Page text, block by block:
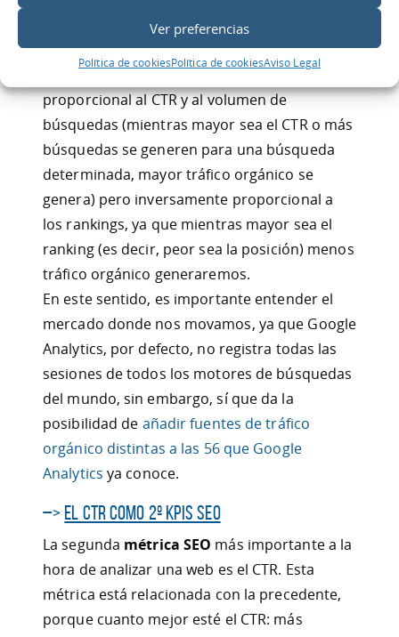
Ver preferencias
Política de cookiesPolítica de cookiesAviso Legal
El tráfico orgánico depende de los siguientes
factores:Esto significa que la cantidad de
tráfico orgánico es directamente
proporcional al CTR y al volumen de
búsquedas (mientras mayor sea el CTR o más
búsquedas se generen para una búsqueda
determinada, mayor tráfico orgánico se
genera) pero inversamente proporcional a
los rankings, ya que mientras mayor sea el
ranking (es decir, peor sea la posición) menos
tráfico orgánico generaremos.
En este sentido, es importante entender el
mercado donde nos movamos, ya que Google
Analytics, por defecto, no registra todas las
sesiones de todos los motores de búsquedas
del mundo, sin embargo, sí que da la
posibilidad de añadir fuentes de tráfico
orgánico distintas a las 56 que Google
Analytics ya conoce.
–> El CTR como 2º KPIs SEO
La segunda métrica SEO más importante a la
hora de analizar una web es el CTR. Esta
métrica está relacionada con la precedente,
porque cuanto mejor esté el CTR: más